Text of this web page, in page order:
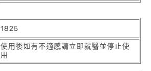
1825
使用後如有不適感請立即就醫並停止使
用